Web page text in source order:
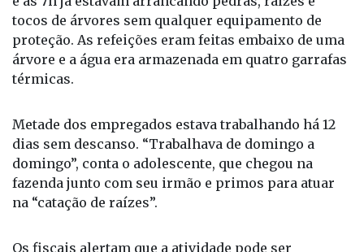
árvore e a água era armazenada em quatro garrafas
térmicas.
Metade dos empregados estava trabalhando há 12
fazenda junto com seu irmão e primos para atuar
na “catação de raízes”.
Os fiscais alertam que a atividade pode ser